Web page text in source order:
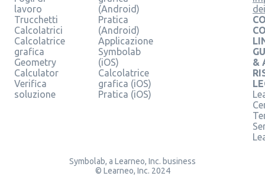
lavoro
Trucchetti
Calcolatrici
Calcolatrice
grafica
Geometry
Calculator
Verifica
soluzione
(Android)
Pratica
(Android)
Applicazione
Symbolab
(iOS)
Calcolatrice
grafica (iOS)
Pratica (iOS)
&
Symbolab, a Learneo, Inc. business
© Learneo, Inc. 2024